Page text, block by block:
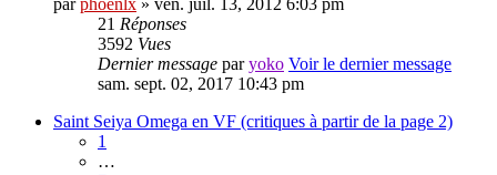
parphoenlx » ven. juil. 13, 2012 6:03 pm
21 Réponses
3592 Vues
Dernier message paryoko Voir le dernier message
sam. sept. 02, 2017 10:43 pm
Saint Seiya Omega en VF (critiques à partir de la page 2)
1
…